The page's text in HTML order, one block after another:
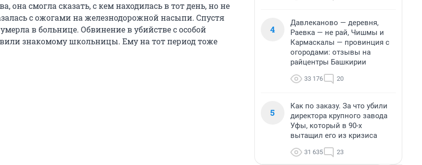
она смогла сказать, с кем находилась в тот день, но не
с ожогами на железнодорожной насыпи. Спустя
в больнице. Обвинение в убийстве с особой
знакомому школьницы. Ему на тот период тоже
4
Давлеканово — деревня,
Раевка — не рай, Чишмы и
Кармаскалы — провинция с
огородами: отзывы на
райцентры Башкирии
33 176 20
5
Как по заказу. За что убили
директора крупного завода
Уфы, который в 90-х
вытащил его из кризиса
31 635 23